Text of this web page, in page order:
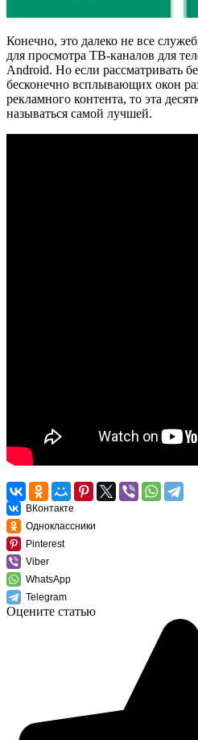
Конечно, это далеко не все
для просмотра ТВ-каналов для
Android. Но если рассматривать
бесконечно всплывающих окон
рекламного контента, то эта
называться самой лучшей.
ВКонтакте
Одноклассники
Pinterest
Viber
WhatsApp
Telegram
Оцените статью